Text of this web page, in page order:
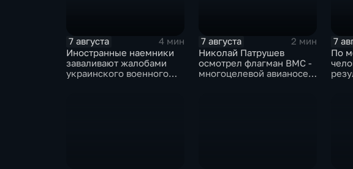
7 августа
4 мин
Иностранные наемники
заваливают жалобами
украинского военного
7 августа
2 мин
Николай Патрушев
осмотрел флагман ВМС -
многоцелевой авианосец
7
По